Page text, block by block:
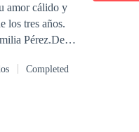
amor cálido y
los tres años.
Pérez.De
negocioCompleted